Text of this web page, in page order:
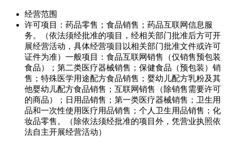
经营范围
许可项目：药品零售；食品销售；药品互联网信息服
务。（依法须经批准的项目，经相关部门批准后方可开
展经营活动，具体经营项目以相关部门批准文件或许可
证件为准）一般项目：食品互联网销售（仅销售预包装
食品）；第二类医疗器械销售；保健食品（预包装）销
售；特殊医学用途配方食品销售；婴幼儿配方乳粉及其
他婴幼儿配方食品销售；互联网销售（除销售需要许可
的商品）；日用品销售；第一类医疗器械销售；卫生用
品和一次性使用医疗用品销售；个人卫生用品销售；化
妆品零售。（除依法须经批准的项目外，凭营业执照依
法自主开展经营活动）